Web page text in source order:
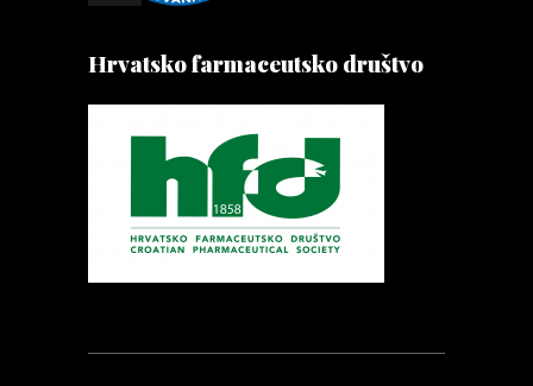
Hrvatsko farmaceutsko društvo